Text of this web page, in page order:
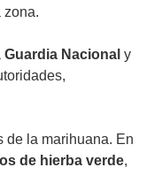
zona.
Guardia Nacional y
de la marihuana. En
de hierba verde,